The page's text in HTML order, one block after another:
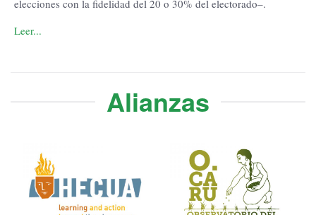
elecciones con la fidelidad del 20 o 30% del electorado–.
Leer...
Alianzas